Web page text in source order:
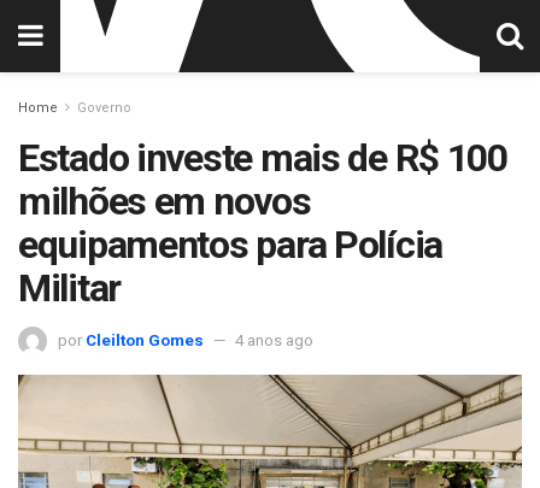
Home Governo
Estado investe mais de R$ 100
milhões em novos
equipamentos para Polícia
Militar
por Cleilton Gomes 4 anos ago